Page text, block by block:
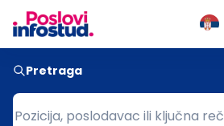
Pretraga
Pozicija, poslodavac ili ključna reč
Pozicija, poslodavac ili ključna reč